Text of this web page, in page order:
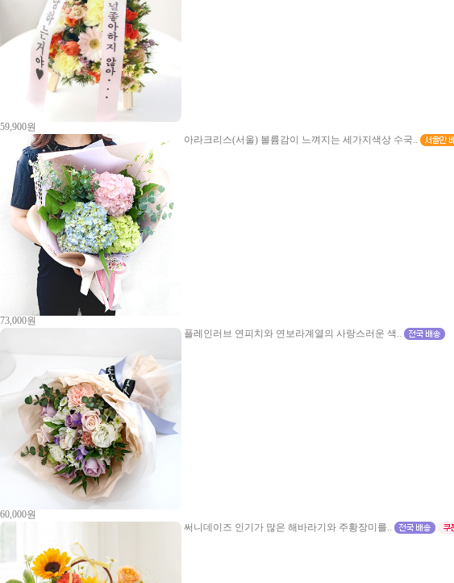
59,900원
아라크리스(서울) 볼륨감이 느껴지는 세가지색상 수국..
73,000원
플레인러브 연피치와 연보라계열의 사랑스러운 색..
60,000원
써니데이즈 인기가 많은 해바라기와 주황장미를..